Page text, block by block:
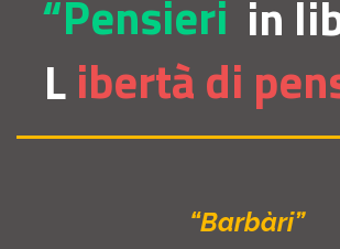
“Pensieri in
Libertà di
“Barbàri”